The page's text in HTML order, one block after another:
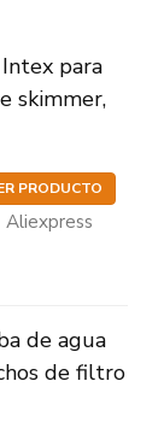
para
skimmer,
PRODUCTO
Aliexpress
de agua
de filtro